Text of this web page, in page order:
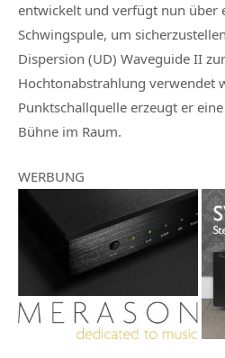
entwickelt und verfügt nun über
Schwingspule, um
Dispersion (UD) Waveguide II
Hochtonabstrahlung verwendet
Punktschallquelle erzeugt er
Bühne im Raum.
WERBUNG